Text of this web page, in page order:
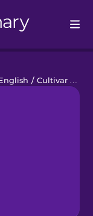
/ Cultivar alimentos en casa